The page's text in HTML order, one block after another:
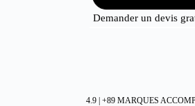
Demander un devis
4.9 | +89 MARQUES